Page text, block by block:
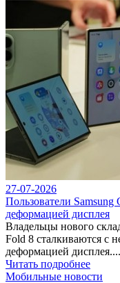
27-07-2026
Пользователи Samsung
деформацией дисплея
Владельцы нового
Fold 8 сталкиваются с
деформацией дисплея....
Читать подробнее
Мобильные новости